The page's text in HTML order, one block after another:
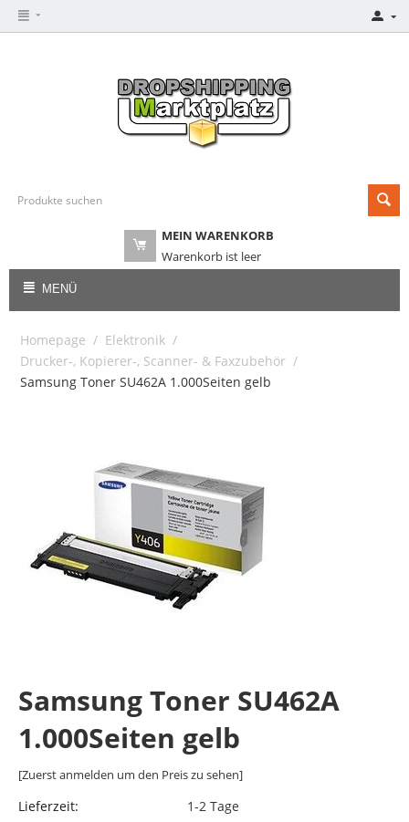
MEIN WARENKORB
Warenkorb ist leer
MENÜ
Homepage / Elektronik /
Drucker-, Kopierer-, Scanner- & Faxzubehör /
Samsung Toner SU462A 1.000Seiten gelb
Samsung Toner SU462A
1.000Seiten gelb
[Zuerst anmelden um den Preis zu sehen]
Lieferzeit: 1-2 Tage